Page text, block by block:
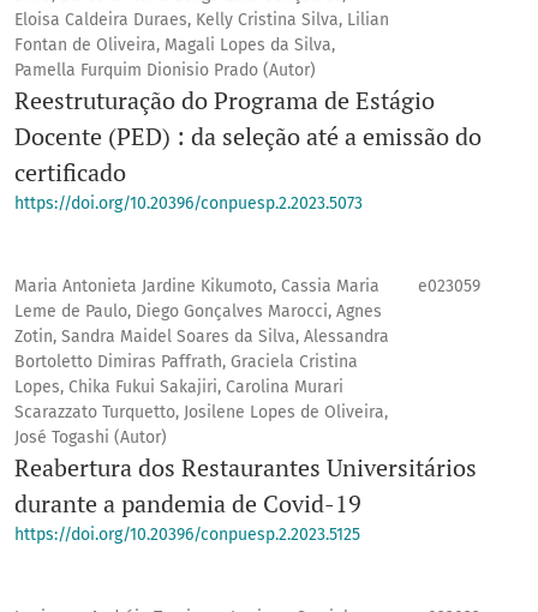
Eloisa Caldeira Duraes, Kelly Cristina Silva, Lilian
Fontan de Oliveira, Magali Lopes da Silva,
Pamella Furquim Dionisio Prado (Autor)
Reestruturação do Programa de Estágio
Docente (PED) : da seleção até a emissão do
certificado
https://doi.org/10.20396/conpuesp.2.2023.5073
Maria Antonieta Jardine Kikumoto, Cassia Maria
Leme de Paulo, Diego Gonçalves Marocci, Agnes
Zotin, Sandra Maidel Soares da Silva, Alessandra
Bortoletto Dimiras Paffrath, Graciela Cristina
Lopes, Chika Fukui Sakajiri, Carolina Murari
Scarazzato Turquetto, Josilene Lopes de Oliveira,
José Togashi (Autor)
e023059
Reabertura dos Restaurantes Universitários
durante a pandemia de Covid-19
https://doi.org/10.20396/conpuesp.2.2023.5125